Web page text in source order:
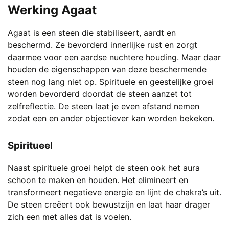
Werking Agaat
Agaat is een steen die stabiliseert, aardt en
beschermd. Ze bevorderd innerlijke rust en zorgt
daarmee voor een aardse nuchtere houding. Maar daar
houden de eigenschappen van deze beschermende
steen nog lang niet op. Spirituele en geestelijke groei
worden bevorderd doordat de steen aanzet tot
zelfreflectie. De steen laat je even afstand nemen
zodat een en ander objectiever kan worden bekeken.
Spiritueel
Naast spirituele groei helpt de steen ook het aura
schoon te maken en houden. Het elimineert en
transformeert negatieve energie en lijnt de chakra’s uit.
De steen creëert ook bewustzijn en laat haar drager
zich een met alles dat is voelen.